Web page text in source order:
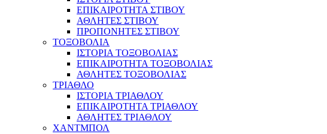
ΕΠΙΚΑΙΡΟΤΗΤΑ ΣΤΙΒΟΥ
ΑΘΛΗΤΕΣ ΣΤΙΒΟΥ
ΠΡΟΠΟΝΗΤΕΣ ΣΤΙΒΟΥ
ΤΟΞΟΒΟΛΙΑ
ΙΣΤΟΡΙΑ ΤΟΞΟΒΟΛΙΑΣ
ΕΠΙΚΑΙΡΟΤΗΤΑ ΤΟΞΟΒΟΛΙΑΣ
ΑΘΛΗΤΕΣ ΤΟΞΟΒΟΛΙΑΣ
ΤΡΙΑΘΛΟ
ΙΣΤΟΡΙΑ ΤΡΙΑΘΛΟΥ
ΕΠΙΚΑΙΡΟΤΗΤΑ ΤΡΙΑΘΛΟΥ
ΑΘΛΗΤΕΣ ΤΡΙΑΘΛΟΥ
ΧΑΝΤΜΠΟΛ